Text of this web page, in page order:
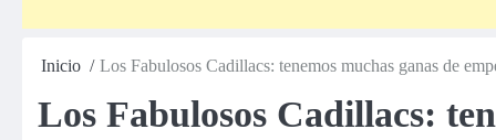
Inicio Los Fabulosos Cadillacs: tenemos muchas ganas de
Los Fabulosos Cadillacs: